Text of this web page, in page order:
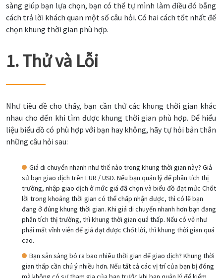
sàng giúp bạn lựa chọn, bạn có thể tự mình làm điều đó bằng
cách trả lời khách quan một số câu hỏi. Có hai cách tốt nhất để
chọn khung thời gian phù hợp.
1. Thử và Lỗi
Như tiêu đề cho thấy, bạn cần thử các khung thời gian khác
nhau cho đến khi tìm được khung thời gian phù hợp. Để hiểu
liệu biểu đồ có phù hợp với bạn hay không, hãy tự hỏi bản thân
những câu hỏi sau:
Giá di chuyển nhanh như thế nào trong khung thời gian này? Giả
sử bạn giao dịch trên EUR / USD. Nếu bạn quản lý để phân tích thị
trường, nhập giao dịch ở mức giá đã chọn và biểu đồ đạt mức Chốt
lời trong khoảng thời gian có thể chấp nhận được, thì có lẽ bạn
đang ở đúng khung thời gian. Khi giá di chuyển nhanh hơn bạn đang
phân tích thị trường, thì khung thời gian quá thấp. Nếu có vẻ như
phải mất vĩnh viễn để giá đạt được Chốt lời, thì khung thời gian quá
cao.
Bạn sẵn sàng bỏ ra bao nhiêu thời gian để giao dịch? Khung thời
gian thấp cần chú ý nhiều hơn. Nếu tất cả các vị trí của bạn bị đóng